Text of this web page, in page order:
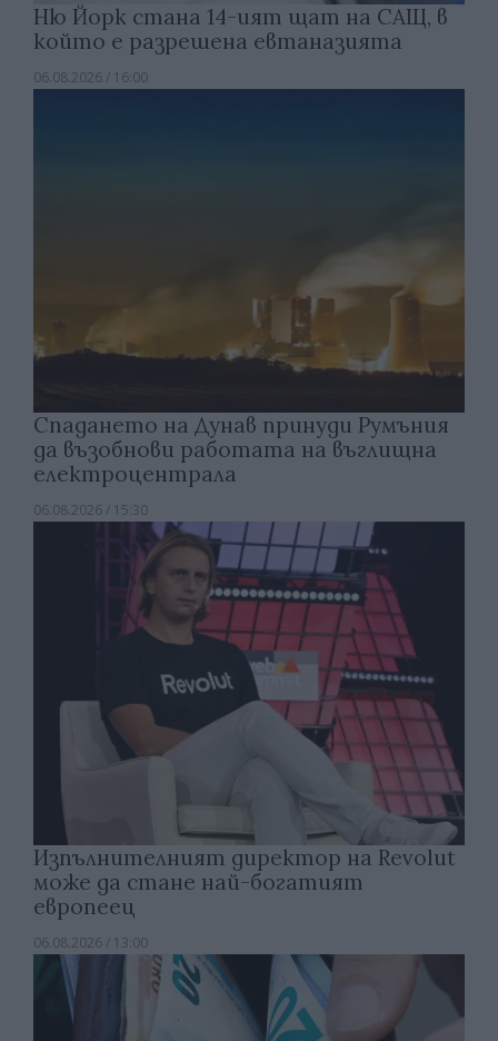
Ню Йорк стана 14-ият щат на САЩ, в
който е разрешена евтаназията
06.08.2026 / 16:00
Спадането на Дунав принуди Румъния
да възобнови работата на въглищна
електроцентрала
06.08.2026 / 15:30
Изпълнителният директор на Revolut
може да стане най-богатият
европеец
06.08.2026 / 13:00